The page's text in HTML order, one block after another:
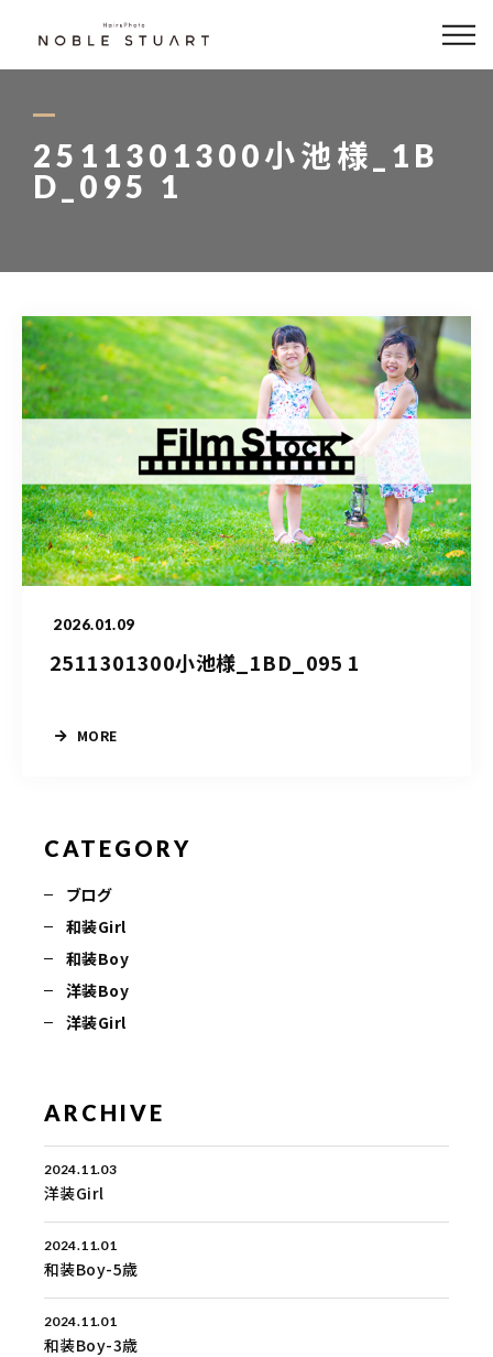
2511301300小池様_1B
D_095 1
2026.01.09
2511301300小池様_1BD_095 1
MORE
CATEGORY
ブログ
和装Girl
和装Boy
洋装Boy
洋装Girl
ARCHIVE
2024.11.03
洋装Girl
2024.11.01
和装Boy-5歳
2024.11.01
和装Boy-3歳
どんな写真が撮れるの？
撮影メニュー
アクセス
Hair Salon
0564-79-7788
営業時間 10：00～20：00